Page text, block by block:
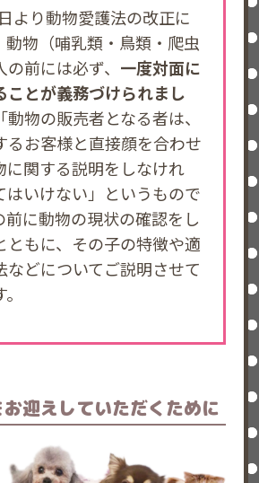
より動物愛護法の改正に
動物（哺乳類・鳥類・爬虫
前には必ず、 一度対面に
ことが義務づけられまし
動物の販売者となる者は、
るお客様と直接顔を合わせ
に関する説明をしなけれ
はいけない」というもので
前に動物の現状の確認をし
ともに、その子の特徴や適
などについてご説明させて
お迎えしていただくために